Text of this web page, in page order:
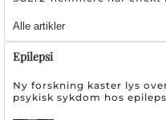
Alle artikler
Epilepsi
Ny forskning kaster lys
psykisk sykdom hos